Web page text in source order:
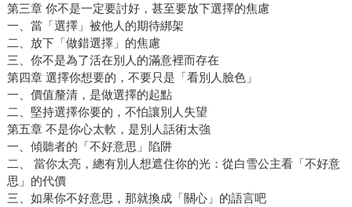
第三章 你不是一定要討好，甚至要放下選擇的焦慮
一、當「選擇」被他人的期待綁架
二、放下「做錯選擇」的焦慮
三、你不是為了活在別人的滿意裡而存在
第四章 選擇你想要的，不要只是「看別人臉色」
一、價值釐清，是做選擇的起點
二、堅持選擇你要的，不怕讓別人失望
第五章 不是你心太軟，是別人話術太強
一、傾聽者的「不好意思」陷阱
二、 當你太亮，總有別人想遮住你的光：從白雪公主看「不好意
思」的代價
三、如果你不好意思，那就換成「關心」的語言吧